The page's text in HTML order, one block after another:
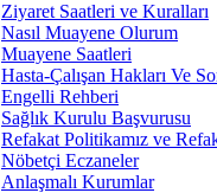
Ziyaret Saatleri ve Kuralları
Nasıl Muayene Olurum
Muayene Saatleri
Hasta-Çalışan Hakları Ve
Engelli Rehberi
Sağlık Kurulu Başvurusu
Refakat Politikamız ve
Nöbetçi Eczaneler
Anlaşmalı Kurumlar